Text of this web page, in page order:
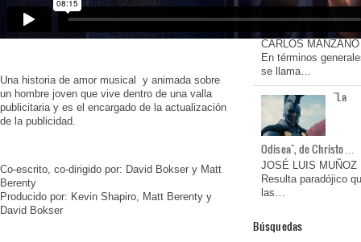
Una historia de amor musical y animada sobre
un hombre joven que vive dentro de una valla
publicitaria y es el encargado de la actualización
de la publicidad.
Co-escrito, co-dirigido por: David Bokser y Matt
Berenty
Producido por: Kevin Shapiro, Matt Berenty y
David Bokser
"Lux", de Mario Cuenca
CARLOS MANZANO
En términos
se llama…
"La
Odisea", de Christo…
JOSÉ LUIS MUÑOZ
Resulta paradójico
las…
Búsquedas